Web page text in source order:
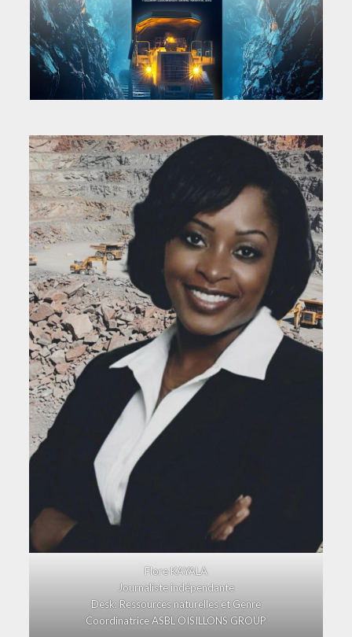
Flore KAYALA
Journaliste indépendante
Desk: Ressources naturelles et Genre
Coordinatrice ASBL OISILLONS GROUP